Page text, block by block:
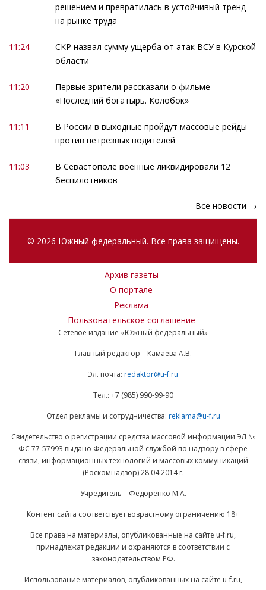
решением и превратилась в устойчивый тренд
на рынке труда
11:24
СКР назвал сумму ущерба от атак ВСУ в Курской
области
11:20
Первые зрители рассказали о фильме
«Последний богатырь. Колобок»
11:11
В России в выходные пройдут массовые рейды
против нетрезвых водителей
11:03
В Севастополе военные ликвидировали 12
беспилотников
Все новости →
© 2026 Южный федеральный. Все права защищены.
Архив газеты
О портале
Реклама
Пользовательское соглашение
Сетевое издание «Южный федеральный»
Главный редактор – Камаева А.В.
Эл. почта: redaktor@u-f.ru
Тел.: +7 (985) 990-99-90
Отдел рекламы и сотрудничества: reklama@u-f.ru
Свидетельство о регистрации средства массовой информации ЭЛ №
ФС 77-57993 выдано Федеральной службой по надзору в сфере
связи, информационных технологий и массовых коммуникаций
(Роскомнадзор) 28.04.2014 г.
Учредитель – Федоренко М.А.
Контент сайта соответствует возрастному ограничению 18+
Все права на материалы, опубликованные на сайте u-f.ru,
принадлежат редакции и охраняются в соответствии с
законодательством РФ.
Использование материалов, опубликованных на сайте u-f.ru,